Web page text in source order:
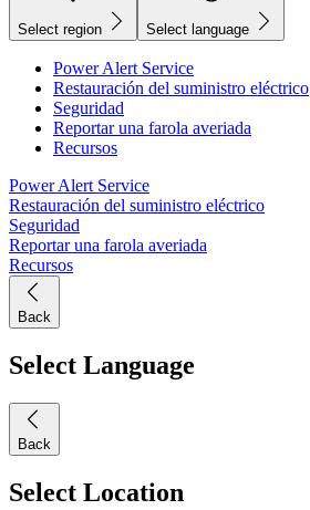
Select region Select language
Power Alert Service
Restauración del suministro eléctrico
Seguridad
Reportar una farola averiada
Recursos
Power Alert Service
Restauración del suministro eléctrico
Seguridad
Reportar una farola averiada
Recursos
Back
Select Language
Back
Select Location